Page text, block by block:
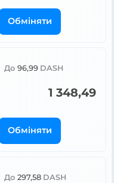
Обміняти
До 96,99 DASH
1 348,49
Обміняти
До 297,58 DASH